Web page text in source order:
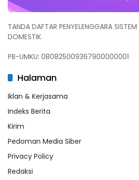
TANDA DAFTAR PENYELENGGARA
DOMESTIK
PB-UMKU: 080825009367900000001
Halaman
Iklan & Kerjasama
Indeks Berita
Kirim
Pedoman Media Siber
Privacy Policy
Redaksi